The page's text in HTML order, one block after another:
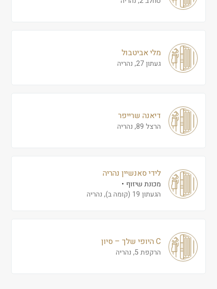
מלי אביטבול
געתון 27, נהריה
דיאנה שרייפר
הרצל 89, נהריה
לידי סאנשיין נהריה
מכונת שיזוף
הגעתון 19 (קומה ב), נהריה
C היופי שלך – סיון
הרקפת 5, נהריה